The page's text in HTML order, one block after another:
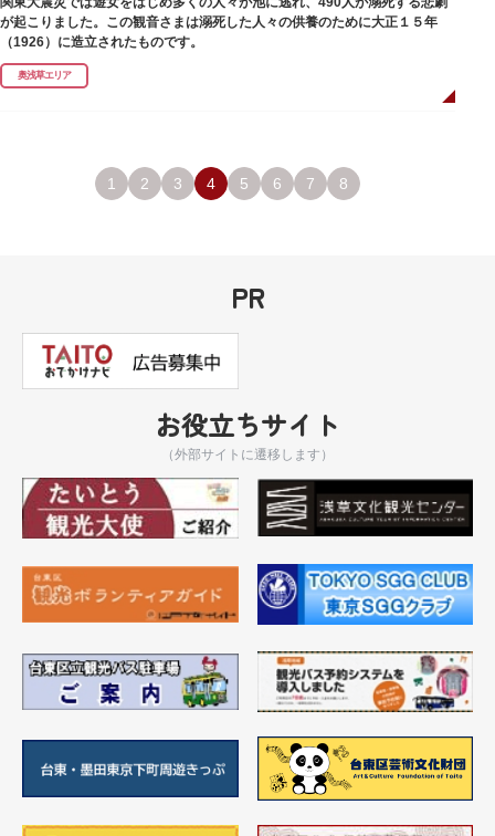
が起こりました。この観音さまは溺死した人々の供養のために大正１５年
（1926）に造立されたものです。
奥浅草エリア
1 2 3 4 5 6 7 8
PR
お役立ちサイト
（外部サイトに遷移します）